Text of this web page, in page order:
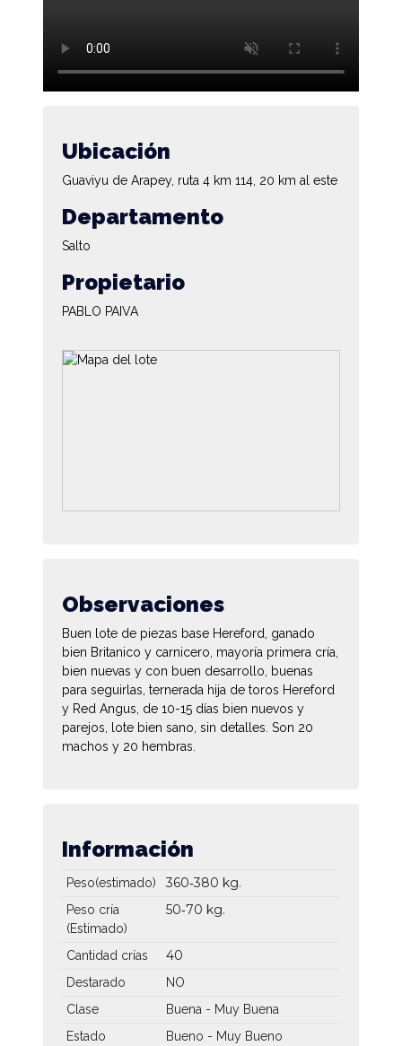
Ubicación
Guaviyu de Arapey, ruta 4 km 114, 20 km al este
Departamento
Salto
Propietario
PABLO PAIVA
Observaciones
Buen lote de piezas base Hereford, ganado
bien Britanico y carnicero, mayoría primera cría,
bien nuevas y con buen desarrollo, buenas
para seguirlas, ternerada hija de toros Hereford
y Red Angus, de 10-15 días bien nuevos y
parejos, lote bien sano, sin detalles. Son 20
machos y 20 hembras.
Información
Peso(estimado) 360‐380 kg.
Peso cría
(Estimado)
50‐70 kg.
Cantidad crías 40
Destarado
NO
Clase
Buena - Muy Buena
Estado
Bueno - Muy Bueno